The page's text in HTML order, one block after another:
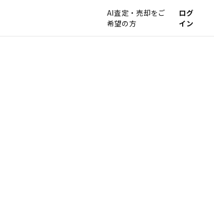
AI査定・売却をご
希望の方
ログ
イン